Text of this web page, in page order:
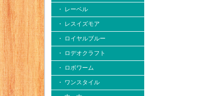
・ レーベル
・ レスイズモア
・ ロイヤルブルー
・ ロデオクラフト
・ ロボワーム
・ ワンスタイル